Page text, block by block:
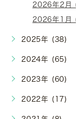
2026年2月
2026年1月
2025年 (38)
2024年 (65)
2023年 (60)
2022年 (17)